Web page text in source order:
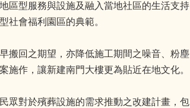
區型服務與設施及融入當地社區的生活支持
社會福利園區的典範。
搬回之期望，亦降低施工期間之噪音、粉塵
作，讓新建南門大樓更為貼近在地文化。
眾對於殯葬設施的需求推動之改建計畫，包